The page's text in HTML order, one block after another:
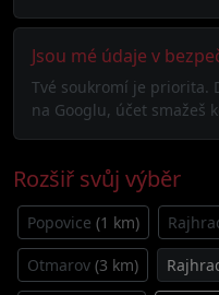
Jsou mé údaje v
Tvé soukromí je priorita.
na Googlu, účet smažeš
Rozšiř svůj výběr
Popovice (1 km)
Otmarov (3 km)